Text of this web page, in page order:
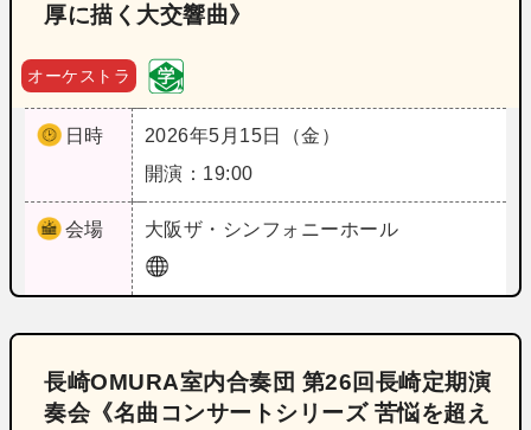
厚に描く大交響曲》
オーケストラ
日時
2026年5月15日（金）
開演：19:00
会場 大阪ザ・シンフォニーホール
長崎OMURA室内合奏団 第26回長崎定期演
奏会《名曲コンサートシリーズ 苦悩を超え